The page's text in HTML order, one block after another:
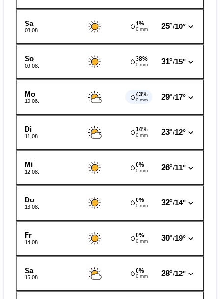
Sa
08.08.
1%
0 mm 25°/10°
So
09.08.
38%
0 mm 31°/15°
Mo
10.08.
43%
0 mm 29°/17°
Di
11.08.
14%
0 mm 23°/12°
Mi
12.08.
0%
0 mm 26°/11°
Do
13.08.
0%
0 mm 32°/14°
Fr
14.08.
0%
0 mm 30°/19°
Sa
15.08.
0%
0 mm 28°/12°